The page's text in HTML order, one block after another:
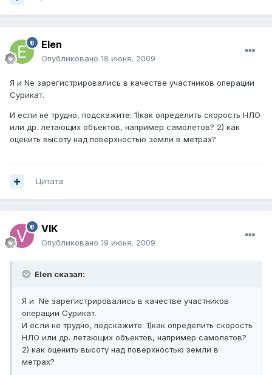
Elen
Опубликовано 18 июня, 2009
Я и Ne зарегистрировались в качестве участников операции
Сурикат.
И если не трудно, подскажите: 1)как определить скорость НЛО
или др. летающих объектов, например самолетов? 2) как
оценить высоту над поверхностью земли в метрах?
Цитата
VIK
Опубликовано 19 июня, 2009
Elen сказал:
Я и Ne зарегистрировались в качестве участников
операции Сурикат.
И если не трудно, подскажите: 1)как определить скорость
НЛО или др. летающих объектов, например самолетов?
2) как оценить высоту над поверхностью земли в
метрах?